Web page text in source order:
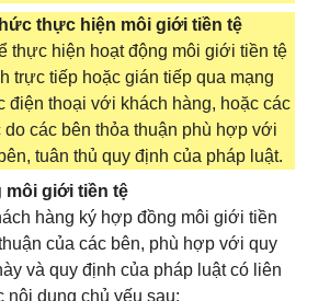
thực hiện môi giới tiền tệ
thực hiện hoạt động môi giới tiền tệ
trực tiếp hoặc gián tiếp qua mạng
điện thoại với khách hàng, hoặc các
các bên thỏa thuận phù hợp với
tuân thủ quy định của pháp luật.
môi giới tiền tệ
hàng ký hợp đồng môi giới tiền
của các bên, phù hợp với quy
và quy định của pháp luật có liên
nội dung chủ yếu sau: